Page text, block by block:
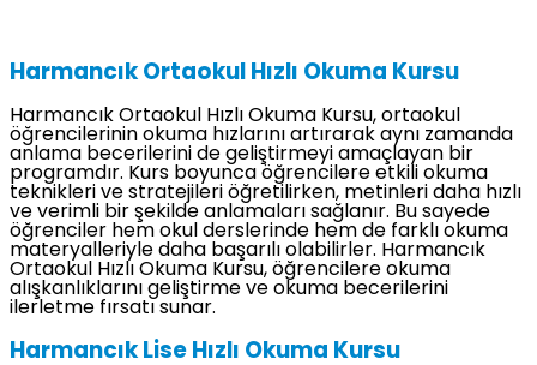
Harmancık Ortaokul Hızlı Okuma Kursu
Harmancık Ortaokul Hızlı Okuma Kursu, ortaokul
öğrencilerinin okuma hızlarını artırarak aynı zamanda
anlama becerilerini de geliştirmeyi amaçlayan bir
programdır. Kurs boyunca öğrencilere etkili okuma
teknikleri ve stratejileri öğretilirken, metinleri daha hızlı
ve verimli bir şekilde anlamaları sağlanır. Bu sayede
öğrenciler hem okul derslerinde hem de farklı okuma
materyalleriyle daha başarılı olabilirler. Harmancık
Ortaokul Hızlı Okuma Kursu, öğrencilere okuma
alışkanlıklarını geliştirme ve okuma becerilerini
ilerletme fırsatı sunar.
Harmancık Lise Hızlı Okuma Kursu